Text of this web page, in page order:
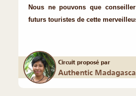
Nous ne pouvons que
futurs touristes de cette
Circuit proposé par
Authentic